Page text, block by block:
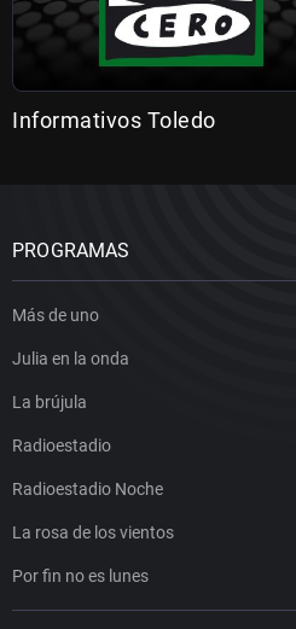
Informativos Toledo
PROGRAMAS
Más de uno
Julia en la onda
La brújula
Radioestadio
Radioestadio Noche
La rosa de los vientos
Por fin no es lunes